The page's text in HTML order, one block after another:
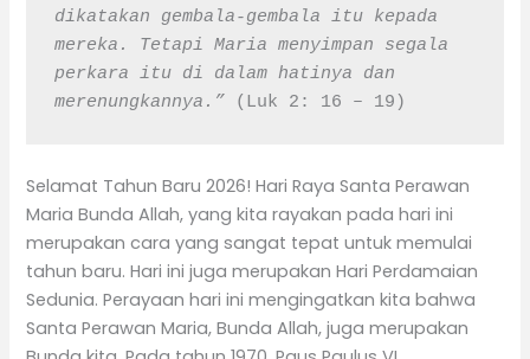
dikatakan gembala-gembala itu kepada
mereka. Tetapi Maria menyimpan segala
perkara itu di dalam hatinya dan
merenungkannya.” (Luk 2: 16 – 19)
Selamat Tahun Baru 2026! Hari Raya Santa Perawan
Maria Bunda Allah, yang kita rayakan pada hari ini
merupakan cara yang sangat tepat untuk memulai
tahun baru. Hari ini juga merupakan Hari Perdamaian
Sedunia. Perayaan hari ini mengingatkan kita bahwa
Santa Perawan Maria, Bunda Allah, juga merupakan